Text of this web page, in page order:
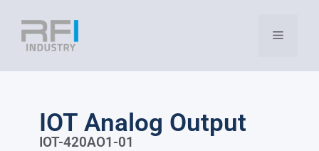
IOT Analog Output
IOT-420AO1-01